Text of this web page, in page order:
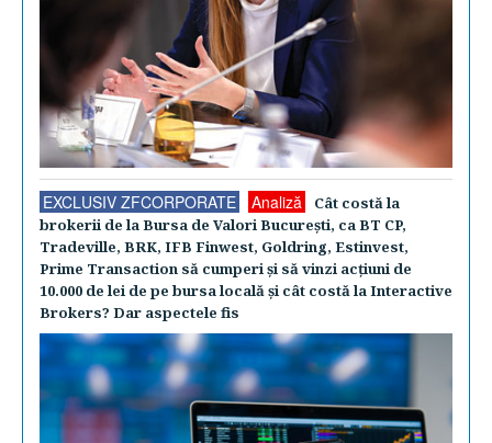
EXCLUSIV ZFCORPORATE Analiză
Cât costă la
brokerii de la Bursa de Valori Bucureşti, ca BT CP,
Tradeville, BRK, IFB Finwest, Goldring, Estinvest,
Prime Transaction să cumperi şi să vinzi acţiuni de
10.000 de lei de pe bursa locală şi cât costă la Interactive
Brokers? Dar aspectele fis